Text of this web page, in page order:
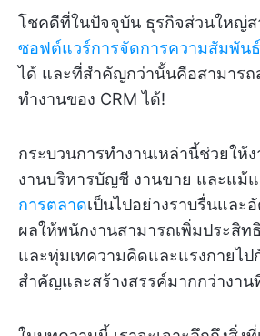
โชคดีที่ในปัจจุบัน ธุรกิจส่วนใหญ่ส
ซอฟต์แวร์การจัดการความสัมพัน
ได้ และที่สำคัญกว่านั้นคือสามารถ
ทำงานของ CRM ได้!
กระบวนการทำงานเหล่านี้ช่วยให้
งานบริหารบัญชี งานขาย และแม้
การตลาดเป็นไปอย่างราบรื่นและ
ผลให้พนักงานสามารถเพิ่มประสิท
และทุ่มเทความคิดและแรงกายไป
สำคัญและสร้างสรรค์มากกว่างาน